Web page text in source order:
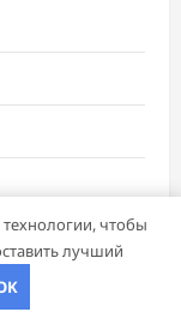
чтобы
лучший